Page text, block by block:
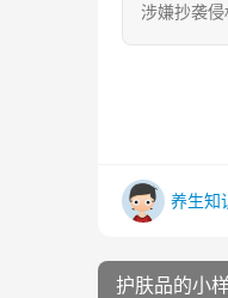
涉嫌抄袭
养生知
护肤品的小